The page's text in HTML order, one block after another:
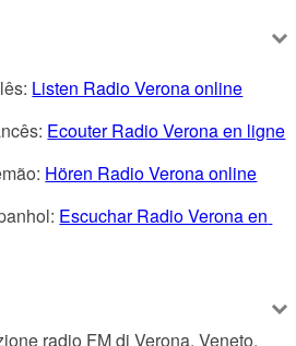
Listen Radio Verona online
Ecouter Radio Verona en ligne
Hören Radio Verona online
Escuchar Radio Verona en
radio FM di Verona, Veneto,